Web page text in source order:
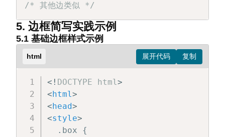
/* 其他边类似 */
5. 边框简写实践示例
5.1 基础边框样式示例
html
<! DOCTYPE html>
< html>
< head>
<style>
  .box {